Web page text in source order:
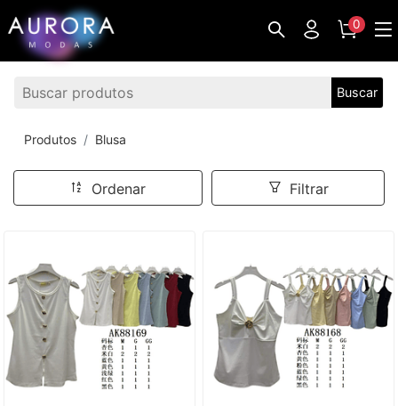
0
Buscar
Produtos Blusa
Ordenar Filtrar